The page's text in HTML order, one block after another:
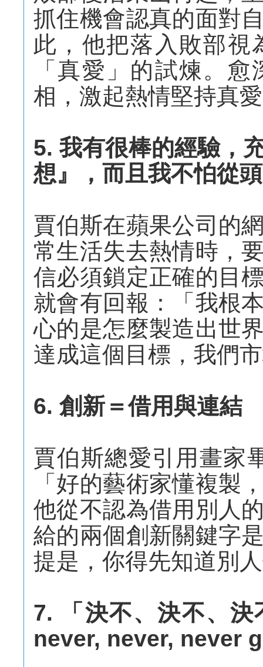
抓住機會認真的面對
此，他把落入敗部視
「真愛」的試煉。
相，激起熱情堅持真
5. 我有很棒的經驗，
想』，而且我不怕從
賈伯斯在蘋果公司的
常生活失去熱情時，
信必須鎖定正確的目
就會有回報：「我根
心的是怎麼製造出世
達成這個目標，我們
6. 創新＝借用與連結
賈伯斯總愛引用畫家
「好的藝術家懂複製
他從不認為借用別人
給的兩個創新關鍵字
提是，你得先知道別
7. 「決不、決不、
never, never, never